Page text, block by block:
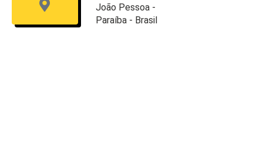
João Pessoa -
Paraíba - Brasil